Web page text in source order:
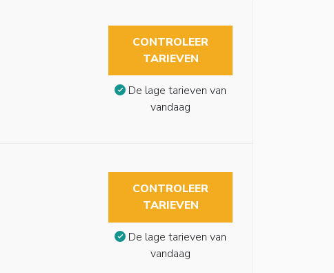
CONTROLEER
TARIEVEN
De lage tarieven van
vandaag
CONTROLEER
TARIEVEN
De lage tarieven van
vandaag